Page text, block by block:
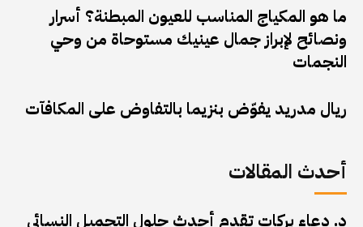
ما هو المكياج المناسب للعيون المبطنة؟ أسرار
ونصائح لإبراز جمال عينيك مستوحاة من وحي
النجمات
ريال مدريد يفوّض بنزيما بالتفاوض على المكافآت
أحدث المقالات
د. دعاء بركات تقدم أحدث حلول التجميل النسائي